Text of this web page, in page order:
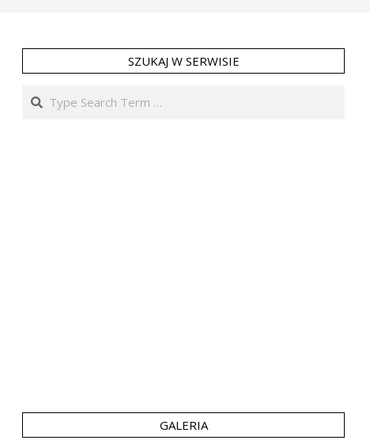
SZUKAJ W SERWISIE
Search
GALERIA